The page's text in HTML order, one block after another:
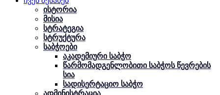
ისტორია
მისია
სტრატეგია
სტრუქტურა
საბჭოები
აკადემიური საბჭო
წარმომადგენლობითი საბჭოს წევრების
სია
სადისერტაციო საბჭო